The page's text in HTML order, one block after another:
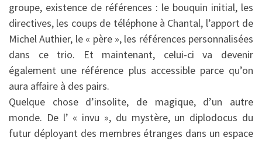
groupe, existence de références : le bouquin initial, les
directives, les coups de téléphone à Chantal, l’apport de
Michel Authier, le « père », les références personnalisées
dans ce trio. Et maintenant, celui-ci va devenir
également une référence plus accessible parce qu’on
aura affaire à des pairs.
Quelque chose d’insolite, de magique, d’un autre
monde. De l’ « invu », du mystère, un diplodocus du
futur déployant des membres étranges dans un espace